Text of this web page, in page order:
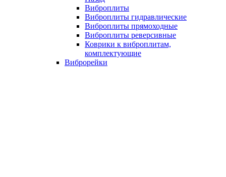
Виброплиты
Виброплиты гидравлические
Виброплиты прямоходные
Виброплиты реверсивные
Коврики к виброплитам,
комплектующие
Виброрейки